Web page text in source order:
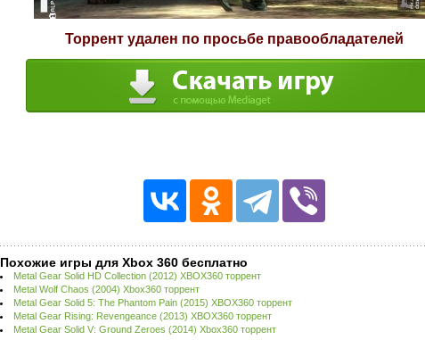
Торрент удален по просьбе правообладателей
Похожие игры для Xbox 360 бесплатно
Metal Gear Solid HD Collection (2012) XBOX360 торрент
Metal Wolf Chaos (2004) Xbox360 торрент
Metal Gear Solid 5: The Phantom Pain (2015) XBOX360 торрент
Metal Gear Rising: Revengeance (2013) XBOX360 торрент
Metal Gear Solid V: Ground Zeroes (2014) Xbox360 торрент